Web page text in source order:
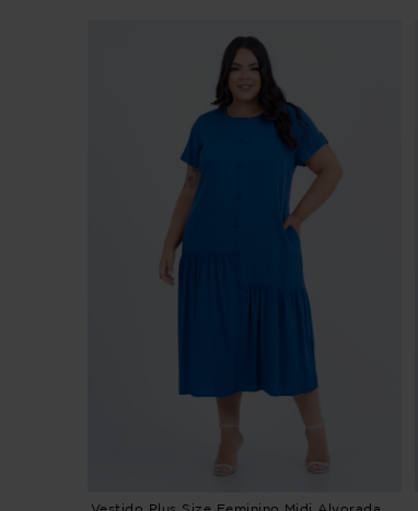
Vestido Plus Size Feminino Midi Alvorada